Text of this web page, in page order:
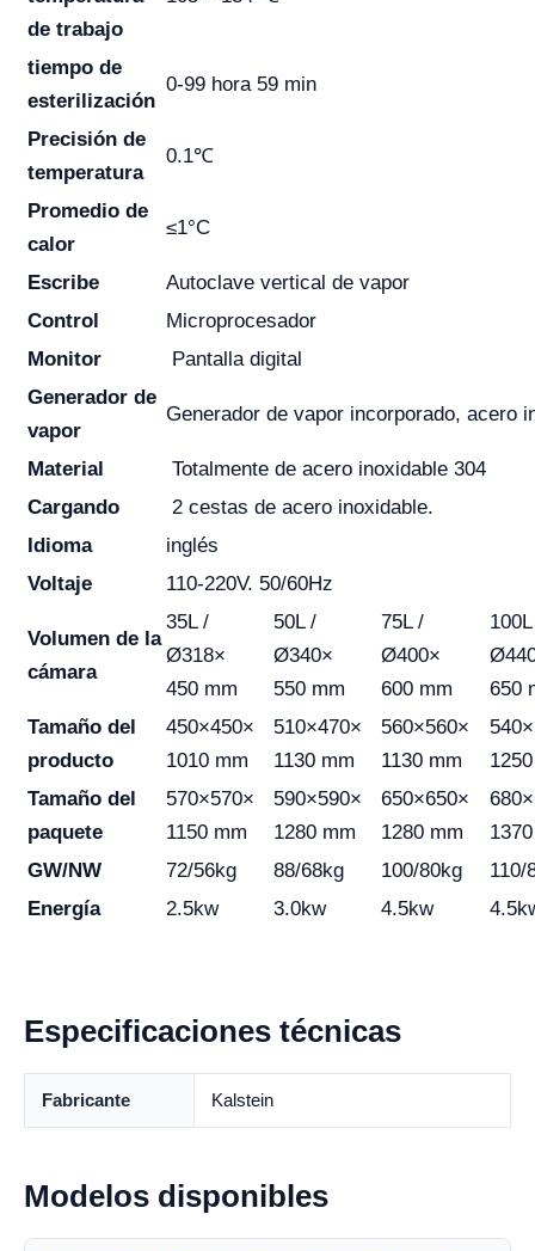
de trabajo
tiempo de
esterilización
0-99 hora 59 min
Precisión de
temperatura
0.1℃
Promedio de
calor
≤1°C
Escribe
Autoclave vertical de vapor
Control
Microprocesador
Monitor
Pantalla digital
Generador de
vapor
Generador de vapor incorporado, acero
Material
Totalmente de acero inoxidable 304
Cargando
2 cestas de acero inoxidable.
Idioma
inglés
Voltaje
110-220V. 50/60Hz
Volumen de la
cámara
35L /
Ø318×
450 mm
50L /
Ø340×
550 mm
75L /
Ø400×
600 mm
650
Tamaño del
producto
450×450×
1010 mm
510×470×
1130 mm
560×560×
1130 mm
Tamaño del
paquete
570×570×
1150 mm
590×590×
1280 mm
650×650×
1280 mm
GW/NW
72/56kg 88/68kg 100/80kg
110/
Energía
2.5kw 3.0kw 4.5kw
Especificaciones técnicas
Fabricante Kalstein
Modelos disponibles